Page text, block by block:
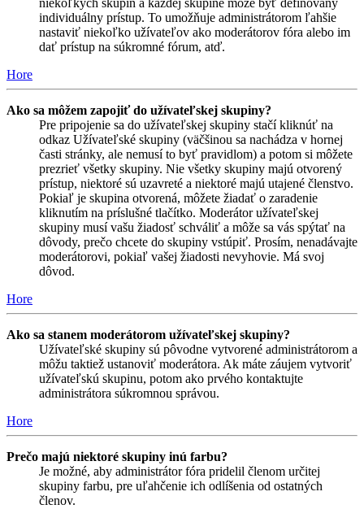
niekoľkých skupín a každej skupine môže byť definovaný
individuálny prístup. To umožňuje administrátorom ľahšie
nastaviť niekoľko užívateľov ako moderátorov fóra alebo im
dať prístup na súkromné fórum, atď.
Hore
Ako sa môžem zapojiť do užívateľskej skupiny?
Pre pripojenie sa do užívateľskej skupiny stačí kliknúť na
odkaz Užívateľské skupiny (väčšinou sa nachádza v hornej
časti stránky, ale nemusí to byť pravidlom) a potom si môžete
prezrieť všetky skupiny. Nie všetky skupiny majú otvorený
prístup, niektoré sú uzavreté a niektoré majú utajené členstvo.
Pokiaľ je skupina otvorená, môžete žiadať o zaradenie
kliknutím na príslušné tlačítko. Moderátor užívateľskej
skupiny musí vašu žiadosť schváliť a môže sa vás spýtať na
dôvody, prečo chcete do skupiny vstúpiť. Prosím, nenadávajte
moderátorovi, pokiaľ vašej žiadosti nevyhovie. Má svoj
dôvod.
Hore
Ako sa stanem moderátorom užívateľskej skupiny?
Užívateľské skupiny sú pôvodne vytvorené administrátorom a
môžu taktiež ustanoviť moderátora. Ak máte záujem vytvoriť
užívateľskú skupinu, potom ako prvého kontaktujte
administrátora súkromnou správou.
Hore
Prečo majú niektoré skupiny inú farbu?
Je možné, aby administrátor fóra pridelil členom určitej
skupiny farbu, pre uľahčenie ich odlíšenia od ostatných
členov.